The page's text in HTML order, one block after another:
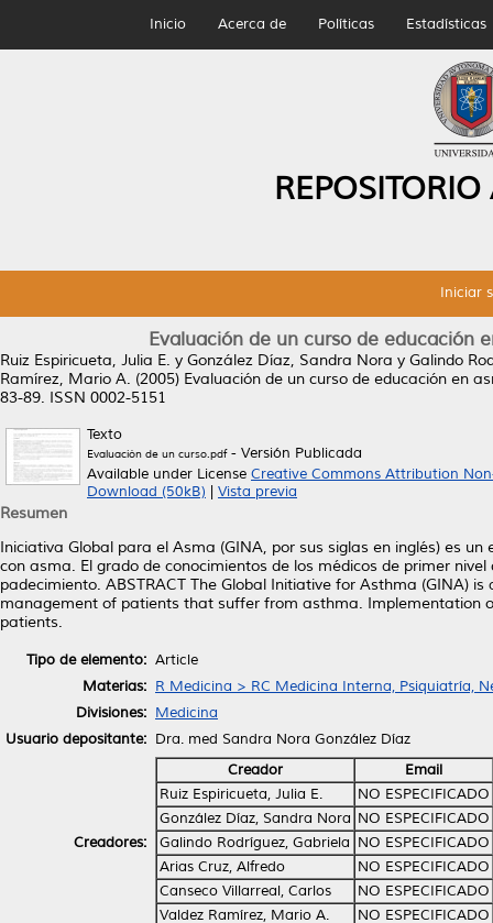
Inicio Acerca de Políticas Estadísticas
Iniciar
Evaluación de un curso de educación
Ruiz Espiricueta, Julia E. y González Díaz, Sandra Nora y Galindo
Ramírez, Mario A. (2005) Evaluación de un curso de educación en
83-89. ISSN 0002-5151
Texto
Evaluación de un curso.pdf- Versión Publicada
Available under License Creative Commons Attribution
Download (50kB)
Vista previa
Resumen
Iniciativa Global para el Asma (GINA, por sus siglas en inglés) es
con asma. El grado de conocimientos de los médicos de primer
padecimiento. ABSTRACT The Global Initiative for Asthma (GINA)
management of patients that suffer from asthma. Implementation
patients.
Tipo de elemento: Article
Materias: R Medicina > RC Medicina Interna, Psiquiatría,
Divisiones: Medicina
Usuario depositante: Dra. med Sandra Nora González Díaz
Creadores:
Creador
Email
Ruiz Espiricueta, Julia E.
NO ESPECIFICADO
González Díaz, Sandra Nora NO ESPECIFICADO
Galindo Rodríguez, Gabriela NO ESPECIFICADO
Arias Cruz, Alfredo
NO ESPECIFICADO
Canseco Villarreal, Carlos
NO ESPECIFICADO
Valdez Ramírez, Mario A.
NO ESPECIFICADO